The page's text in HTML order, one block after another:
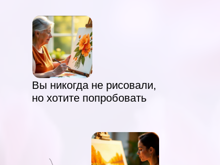
Вы никогда не рисовали,
но хотите попробовать